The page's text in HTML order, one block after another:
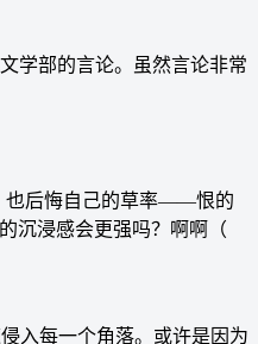
学部的言论。虽然言论非常
也后悔自己的草率——恨的
沉浸感会更强吗？啊啊（
入每一个角落。或许是因为